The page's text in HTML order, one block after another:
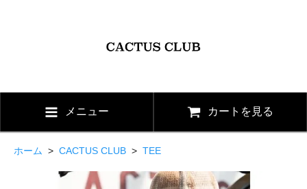
メニュー カートを見る
ホーム > CACTUS CLUB > TEE